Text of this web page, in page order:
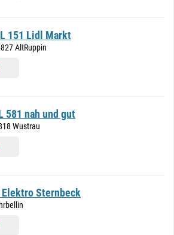
151 Lidl Markt
AltRuppin
581 nah und gut
Wustrau
Sternbeck